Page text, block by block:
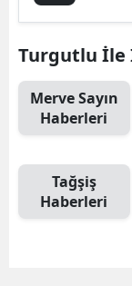
Turgutlu İle
Merve Sayın
Haberleri
Tağşiş
Haberleri